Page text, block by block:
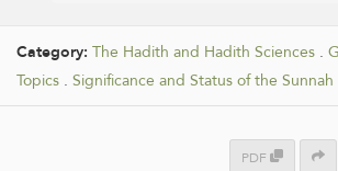
Category: The Hadith and Hadith Sciences .
Topics . Significance and Status of the Sunnah
PDF